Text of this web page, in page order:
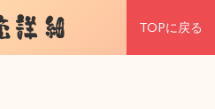
詳細 TOPに戻る